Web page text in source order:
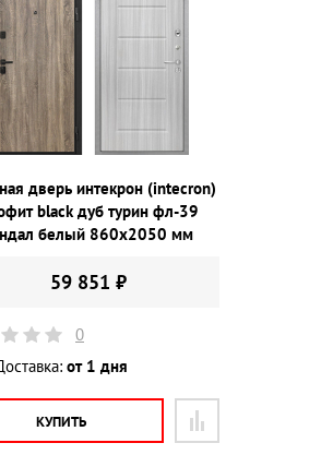
дверь интекрон (intecron)
black дуб турин фл-39
белый 860х2050 мм
59 851 ₽
0
от 1 дня
КУПИТЬ